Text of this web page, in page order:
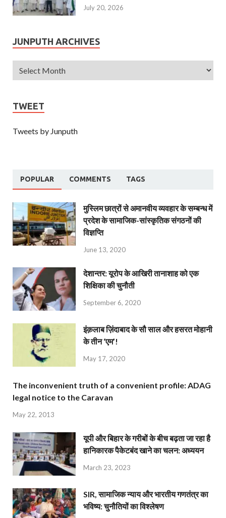
July 20, 2026
JUNPUTH ARCHIVES
TWEET
Tweets by Junputh
POPULAR COMMENTS TAGS
मुस्लिम छात्रों से अमानवीय व्यवहार के सम्बन्ध में
प्रदेश के सामाजिक-सांस्कृतिक संगठनों की
विज्ञप्ति
June 13, 2020
देशान्‍तर: यूरोप के आखिरी तानाशाह को एक
शिक्षिका की चुनौती
September 6, 2020
इंक़लाब ज़िंदाबाद के सौ साल और हसरत मोहानी
के तीन ‘एम’!
May 17, 2020
The inconvenient truth of a convenient profile: ADAG
legal notice to the Caravan
May 22, 2013
यूपी और बिहार के गरीबों के बीच बढ़ता जा रहा है
हानिकारक पैकेटबंद खाने का चलन: अध्ययन
March 23, 2023
SIR, सामाजिक न्याय और भारतीय गणतंत्र का
भविष्य: चुनौतियों का विश्लेषण